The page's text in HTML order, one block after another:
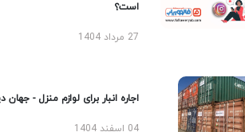
است؟
27 مرداد 1404
اجاره انبار برای لوازم منزل - جهان دپو
04 اسفند 1404